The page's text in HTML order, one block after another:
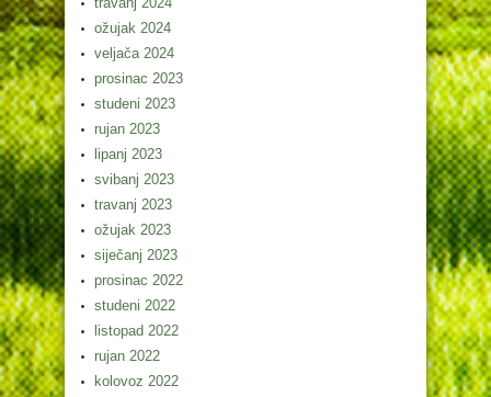
ožujak 2024
veljača 2024
prosinac 2023
studeni 2023
rujan 2023
lipanj 2023
svibanj 2023
travanj 2023
ožujak 2023
siječanj 2023
prosinac 2022
studeni 2022
listopad 2022
rujan 2022
kolovoz 2022